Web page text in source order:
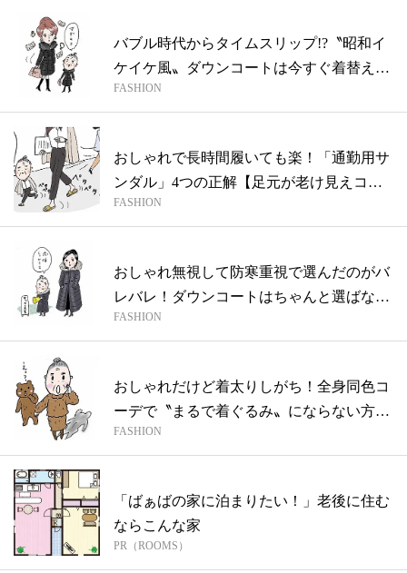
バブル時代からタイムスリップ!?〝昭和イ
ケイケ風〟ダウンコートは今すぐ着替える
べ...
FASHION
おしゃれで長時間履いても楽！「通勤用サ
ンダル」4つの正解【足元が老け見えコン
サ婆...
FASHION
おしゃれ無視して防寒重視で選んだのがバ
レバレ！ダウンコートはちゃんと選ばない
とデ...
FASHION
おしゃれだけど着太りしがち！全身同色コ
ーデで〝まるで着ぐるみ〟にならない方
法、教...
FASHION
「ばぁばの家に泊まりたい！」老後に住む
ならこんな家
PR（ROOMS）